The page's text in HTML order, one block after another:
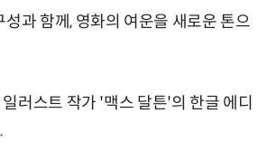
과 함께, 영화의 여운을 새로운 톤으
러스트 작가 '맥스 달튼'의 한글 에디